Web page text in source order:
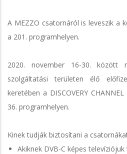
A MEZZO csatornáról is leveszik a
a 201. programhelyen.
2020. november 16-30. között
szolgáltatási területen élő
keretében a DISCOVERY
36. programhelyen.
Kinek tudják biztosítani a
Akiknek DVB-C képes televíziójuk